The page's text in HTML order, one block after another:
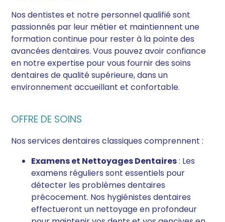
Nos dentistes et notre personnel qualifié sont
passionnés par leur métier et maintiennent une
formation continue pour rester à la pointe des
avancées dentaires. Vous pouvez avoir confiance
en notre expertise pour vous fournir des soins
dentaires de qualité supérieure, dans un
environnement accueillant et confortable.
OFFRE DE SOINS
Nos services dentaires classiques comprennent :
Examens et Nettoyages Dentaires: Les
examens réguliers sont essentiels pour
détecter les problèmes dentaires
précocement. Nos hygiénistes dentaires
effectueront un nettoyage en profondeur